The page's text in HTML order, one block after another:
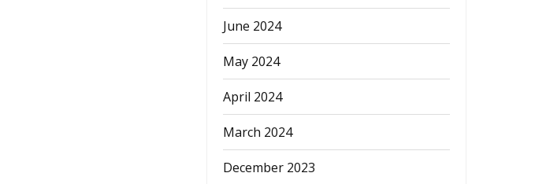
June 2024
May 2024
April 2024
March 2024
December 2023